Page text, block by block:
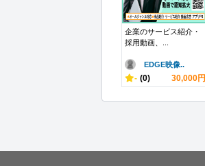
企業のサービス紹介・
採用動画、...
EDGE映像..
- (0) 30,000円